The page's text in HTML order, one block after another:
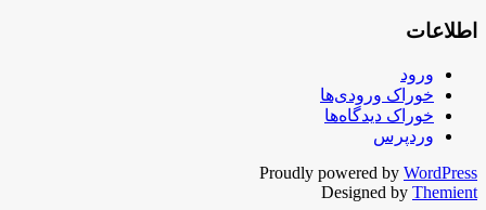
اطلاعات
ورود
خوراک ورودی‌ها
خوراک دیدگاه‌ها
وردپرس
Proudly powered by WordPress
Designed by Themient